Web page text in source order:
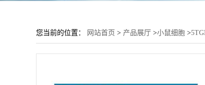
您当前的位置： 网站首页 > 产品展厅 >小鼠细胞 >